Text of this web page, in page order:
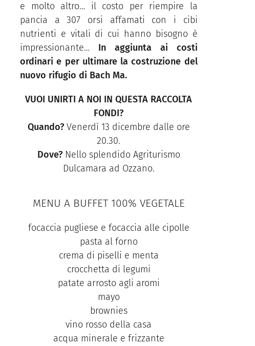
e molto altro… il costo per riempire la
pancia a 307 orsi affamati con i cibi
nutrienti e vitali di cui hanno bisogno è
impressionante… In aggiunta ai costi
ordinari e per ultimare la costruzione del
nuovo rifugio di Bach Ma.
VUOI UNIRTI A NOI IN QUESTA RACCOLTA
FONDI?
Quando?Venerdì 13 dicembre dalle ore
20.30.
Dove?Nello splendido Agriturismo
Dulcamara ad Ozzano.
MENU A BUFFET 100% VEGETALE
focaccia pugliese e focaccia alle cipolle
pasta al forno
crema di piselli e menta
crocchetta di legumi
patate arrosto agli aromi
mayo
brownies
vino rosso della casa
acqua minerale e frizzante